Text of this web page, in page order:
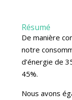
Résumé
De manière
notre
d’énergie de
45%.
Nous avons